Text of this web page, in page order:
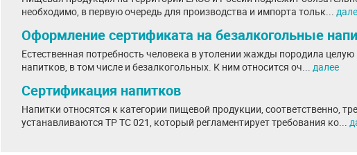
необходимо, в первую очередь для производства и импорта тольк...
Оформление сертификата на безалкогольные
Естественная потребность человека в утолении жажды породила
напитков, в том числе и безалкогольных. К ним относится оч... далее
Сертификация напитков
Напитки относятся к категории пищевой продукции, соответственно,
устанавливаются ТР ТС 021, который регламентирует требования ко...